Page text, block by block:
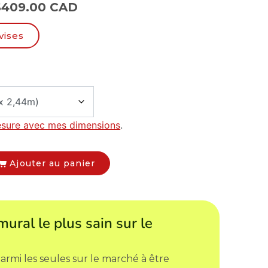
409.00 CAD
avec mes dimensions.
Ajouter au panier
le plus sain sur le
les seules sur le marché à être